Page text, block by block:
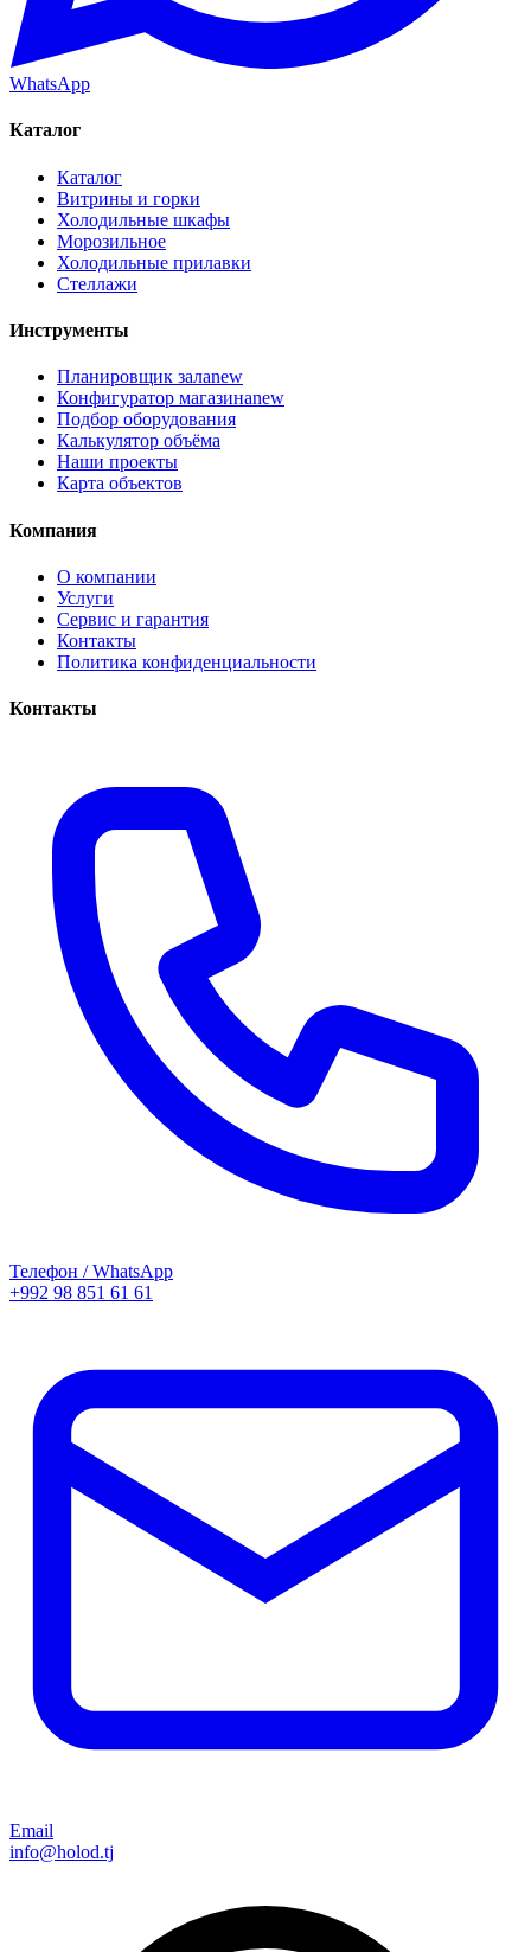
WhatsApp
Каталог
Каталог
Витрины и горки
Холодильные шкафы
Морозильное
Холодильные прилавки
Стеллажи
Инструменты
Планировщик залаnew
Конфигуратор магазинаnew
Подбор оборудования
Калькулятор объёма
Наши проекты
Карта объектов
Компания
О компании
Услуги
Сервис и гарантия
Контакты
Политика конфиденциальности
Контакты
Телефон / WhatsApp
+992 98 851 61 61
Email
info@holod.tj